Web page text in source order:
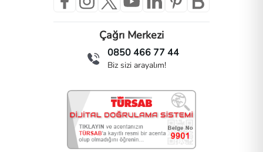
Çağrı Merkezi
0850 466 77 44
Biz sizi arayalım!